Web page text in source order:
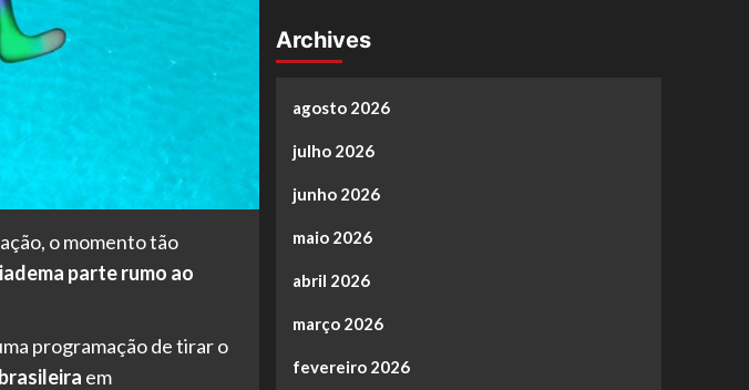
o momento tão
parte rumo ao
programação de tirar o
em
Archives
agosto 2026
julho 2026
junho 2026
maio 2026
abril 2026
março 2026
fevereiro 2026